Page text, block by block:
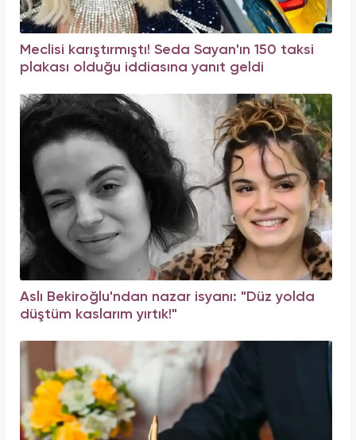
Meclisi karıştırmıştı! Seda Sayan'ın 150 taksi
plakası olduğu iddiasına yanıt geldi
Aslı Bekiroğlu'ndan nazar isyanı: "Düz yolda
düştüm kaslarım yırtık!"